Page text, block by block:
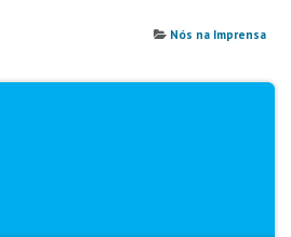
Nós na Imprensa